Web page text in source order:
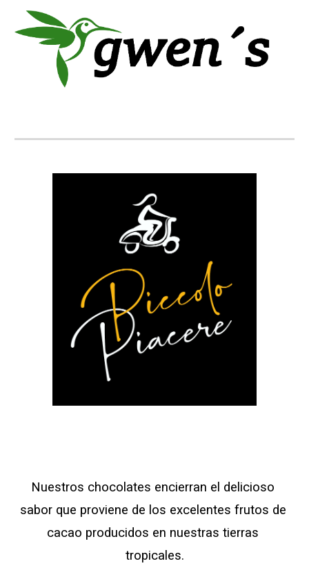
Nuestros chocolates encierran el delicioso
sabor que proviene de los excelentes frutos de
cacao producidos en nuestras tierras
tropicales.